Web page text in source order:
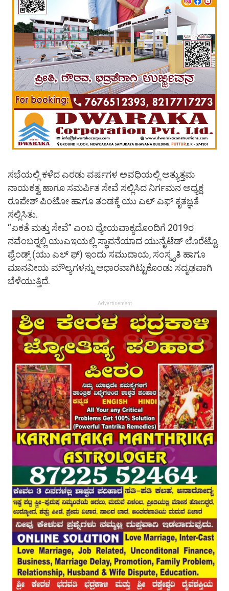
ಸಭೆಯಲ್ಲಿ ಕಳೆದ ಎರಡು ವರ್ಷಗಳ ಅವಧಿಯಲ್ಲಿ ಅತ್ಯುತ್ತಮ
ನಾಯಕತ್ವ ಹಾಗೂ ಸಮರ್ಪಿತ ಸೇವೆ ಸಲ್ಲಿಸಿದ ನಿರ್ಗಮನ ಅಧ್ಯಕ್ಷ
ರೂಪೇಶ್ ಪಿಂಟೋ ಹಾಗೂ ತಂಡಕ್ಕೆ ಯು ಎಲ್ ಎಫ್ ಕೃತಜ್ಞತೆ
ಸಲ್ಲಿಸಿತು.
“ಏಕತೆ ಮತ್ತು ಸೇವೆ” ಎಂಬ ಧ್ಯೇಯವಾಕ್ಯದೊಂದಿಗೆ 2019ರ
ನವೆಂಬರ್‍ನಲ್ಲಿ ಯುಎಇಯಲ್ಲಿ ಸ್ಥಾಪನೆಯಾದ ಯುನೈಟೆಡ್ ಲೊರೆಟ್ಟೊ
ಫ್ರೆಂಡ್ಸ್ (ಯು ಎಲ್ ಫ್) ಇಂದು ಸಮುದಾಯ, ಸಂಸ್ಕೃತಿ ಹಾಗೂ
ಮಾನವೀಯ ಮೌಲ್ಯಗಳನ್ನು ಆಧಾರವಾಗಿಟ್ಟುಕೊಂಡು ಸದೃಢವಾಗಿ
ಬೆಳೆಯುತ್ತಿದೆ.
Advertisement